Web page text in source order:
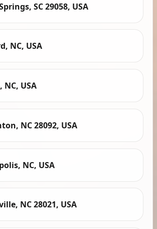
SC 29058, USA
NC, USA
NC, USA
NC 28092, USA
NC, USA
NC 28021, USA